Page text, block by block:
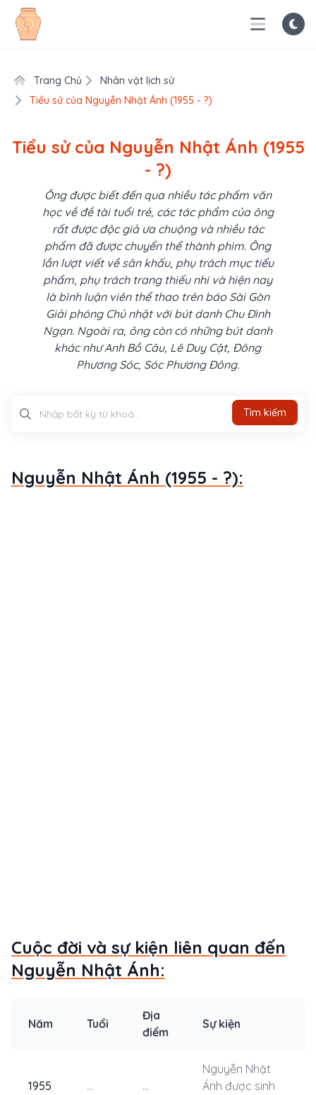
Trang Chủ
Nhân vật lịch sử
Tiểu sử của Nguyễn Nhật Ánh (1955 - ?)
Tiểu sử của Nguyễn Nhật Ánh (1955
- ?)
Ông được biết đến qua nhiều tác phẩm văn
học về đề tài tuổi trẻ, các tác phẩm của ông
rất được độc giả ưa chuộng và nhiều tác
phẩm đã được chuyển thể thành phim. Ông
lần lượt viết về sân khấu, phụ trách mục tiểu
phẩm, phụ trách trang thiếu nhi và hiện nay
là bình luận viên thể thao trên báo Sài Gòn
Giải phóng Chủ nhật với bút danh Chu Đình
Ngạn. Ngoài ra, ông còn có những bút danh
khác như Anh Bồ Câu, Lê Duy Cật, Đông
Phương Sóc, Sóc Phương Đông.
Tìm kiếm
Nguyễn Nhật Ánh (1955 - ?):
Cuộc đời và sự kiện liên quan đến
Nguyễn Nhật Ánh:
Năm Tuổi
Địa
điểm
Sự kiện
1955 ... ...
Nguyễn Nhật
Ánh được sinh